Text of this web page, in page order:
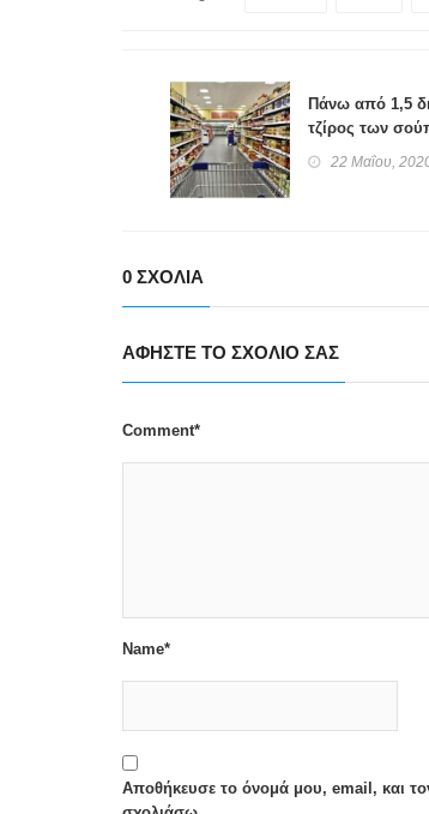
Πάνω από 1,5
τζίρος των
σε έντεκα
22 Μαΐου,
0 ΣΧΌΛΙΑ
ΑΦΉΣΤΕ ΤΟ ΣΧΌΛΙΟ ΣΑΣ
Comment*
Name*
Αποθήκευσε το όνομά μου, email, και